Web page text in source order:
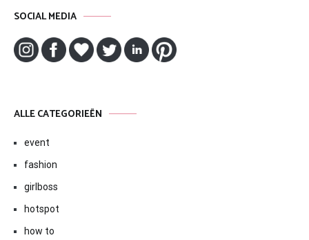
SOCIAL MEDIA
ALLE CATEGORIEËN
event
fashion
girlboss
hotspot
how to